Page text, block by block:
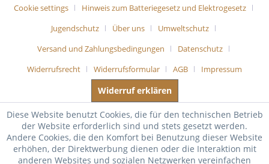
Cookie settings
Hinweis zum Batteriegesetz und Elektrogesetz
Jugendschutz
Über uns
Umweltschutz
Versand und Zahlungsbedingungen
Datenschutz
Widerrufsrecht
Widerrufsformular AGB Impressum
Widerruf erklären
Diese Website benutzt Cookies, die für den technischen Betrieb
der Website erforderlich sind und stets gesetzt werden.
Andere Cookies, die den Komfort bei Benutzung dieser Website
erhöhen, der Direktwerbung dienen oder die Interaktion mit
anderen Websites und sozialen Netzwerken vereinfachen